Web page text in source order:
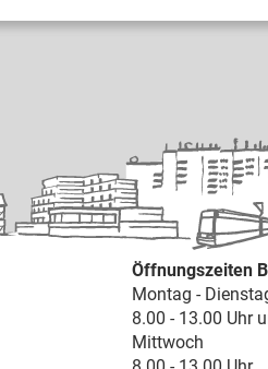
Öffnungszeiten
Montag -
8.00 - 13.00 Uhr
Mittwoch